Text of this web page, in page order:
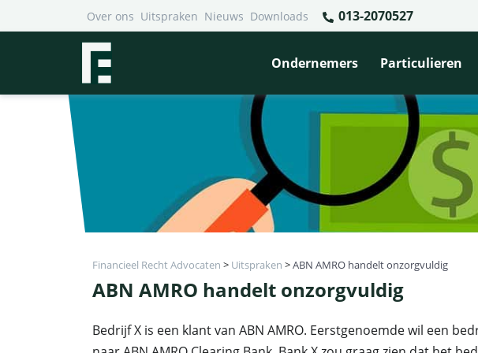
Over ons Uitspraken Nieuws Downloads 013-2070527
Ondernemers Particulieren
Financieel Recht Advocaten > Uitspraken >ABN AMRO handelt onzorgvuldig
ABN AMRO handelt onzorgvuldig
Bedrijf X is een klant van ABN AMRO. Eerstgenoemde wil een